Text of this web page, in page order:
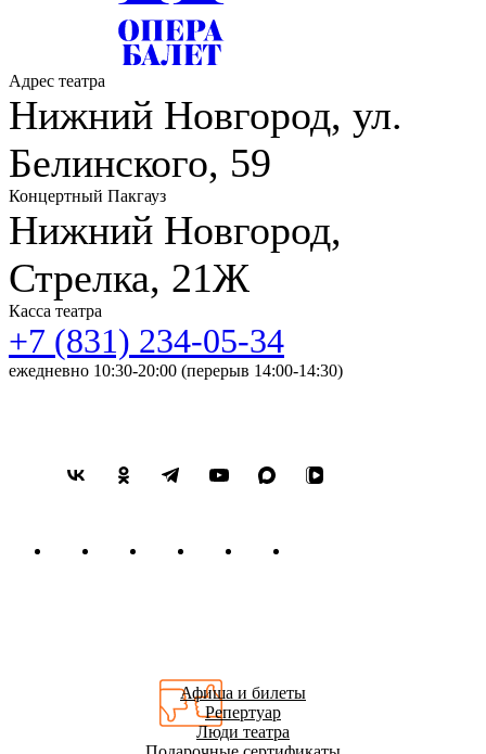
Адрес театра
Нижний Новгород, ул.
Белинского, 59
Концертный Пакгауз
Нижний Новгород,
Стрелка, 21Ж
Касса театра
+7 (831) 234-05-34
ежедневно 10:30-20:00 (перерыв 14:00-14:30)
Афиша и билеты
Репертуар
Люди театра